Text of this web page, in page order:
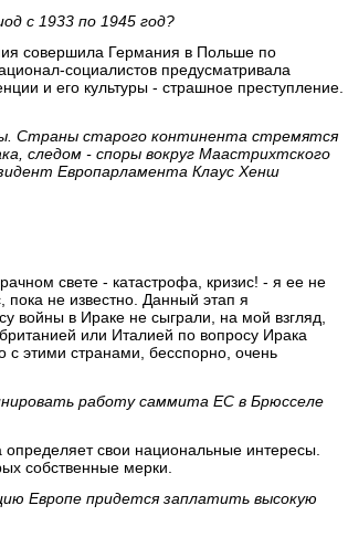
с 1933 по 1945 год?
совершила Германия в Польше по
социалистов предусматривала
и его культуры - страшное преступление.
Страны старого континента стремятся
следом - споры вокруг Маастрихтского
Европарламента Клаус Хенш
свете - катастрофа, кризис! - я ее не
пока не известно. Данный этап я
войны в Ираке не сыграли, на мой взгляд,
или Италией по вопросу Ирака
этими странами, бесспорно, очень
работу саммита ЕС в Брюсселе
свои национальные интересы.
собственные мерки.
Европе придется заплатить высокую